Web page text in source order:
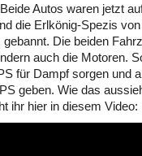
Autos waren jetzt
die Erlkönig-Spezis von
Die beiden
auch die Motoren.
für Dampf sorgen und
geben. Wie das
ihr hier in diesem Video: